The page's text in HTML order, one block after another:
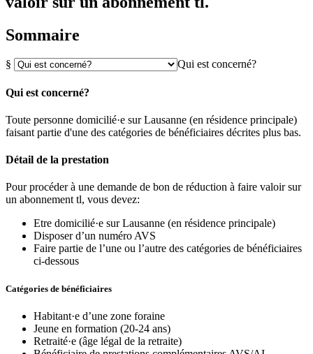
Sommaire
§ Qui est concerné?
Qui est concerné?
Toute personne domicilié·e sur Lausanne (en résidence principale)
faisant partie d'une des catégories de bénéficiaires décrites plus bas.
Détail de la prestation
Pour procéder à une demande de bon de réduction à faire valoir sur
un abonnement tl, vous devez:
Etre domicilié·e sur Lausanne (en résidence principale)
Disposer d’un numéro AVS
Faire partie de l’une ou l’autre des catégories de bénéficiaires
ci-dessous
Catégories de bénéficiaires
Habitant·e d’une zone foraine
Jeune en formation (20-24 ans)
Retraité·e (âge légal de la retraite)